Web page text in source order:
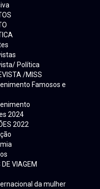
Política
/MISS
Famosos e
2024
2022
DE VIAGEM
da mulher